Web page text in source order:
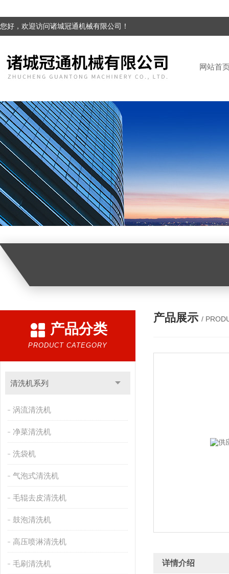
您好，欢迎访问诸城冠通机械有限公司！
网站首
产品分类
PRODUCT CATEGORY
清洗机系列
涡流清洗机
净菜清洗机
洗袋机
气泡式清洗机
毛辊去皮清洗机
鼓泡清洗机
高压喷淋清洗机
毛刷清洗机
产品展示 /
详情介绍